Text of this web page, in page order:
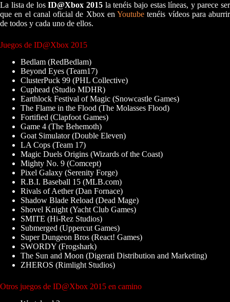
La lista de losID@Xbox 2015 la tenéis bajo estas líneas, y parece ser
que en el canal oficial de Xbox en Youtube tenéis vídeos para aburrir
de todos y cada uno de ellos.
Juegos de ID@Xbox 2015
Bedlam (RedBedlam)
Beyond Eyes (Team17)
ClusterPuck 99 (PHL Collective)
Cuphead (Studio MDHR)
Earthlock Festival of Magic (Snowcastle Games)
The Flame in the Flood (The Molasses Flood)
Fortified (Clapfoot Games)
Game 4 (The Behemoth)
Goat Simulator (Double Eleven)
LA Cops (Team 17)
Magic Duels Origins (Wizards of the Coast)
Mighty No. 9 (Comcept)
Pixel Galaxy (Serenity Forge)
R.B.I. Baseball 15 (MLB.com)
Rivals of Aether (Dan Fornace)
Shadow Blade Reload (Dead Mage)
Shovel Knight (Yacht Club Games)
SMITE (Hi-Rez Studios)
Submerged (Uppercut Games)
Super Dungeon Bros (React! Games)
SWORDY (Frogshark)
The Sun and Moon (Digerati Distribution and Marketing)
ZHEROS (Rimlight Studios)
Otros juegos de ID@Xbox 2015 en camino